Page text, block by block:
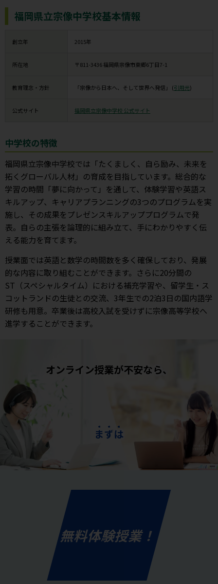
福岡県立宗像中学校基本情報
創立年 2015年
所在地 〒811-3436 福岡県宗像市東郷6丁目7-1
教育理念・方針 「宗像から日本へ、そして世界へ発信」 (引用元)
公式サイト 福岡県立宗像中学校 公式サイト
中学校の特徴
福岡県立宗像中学校では「たくましく、自ら励み、未来を
拓くグローバル人材」の育成を目指しています。総合的な
学習の時間「夢に向かって」を通して、体験学習や英語ス
キルアップ、キャリアプランニングの3つのプログラムを実
施し、その成果をプレゼンスキルアッププログラムで発
表。自らの主張を論理的に組み立て、手にわかりやすく伝
える能力を育てます。
授業面では英語と数学の時間数を多く確保しており、発展
的な内容に取り組むことができます。さらに20分間の
ST（スペシャルタイム）における補充学習や、留学生・ス
コットランドの生徒との交流、3年生での2泊3日の国内語学
研修も用意。卒業後は高校入試を受けずに宗像高等学校へ
進学することができます。
オンライン授業が不安なら、
まず は
無料体験授業！